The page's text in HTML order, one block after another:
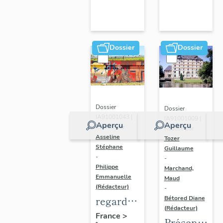
Dossier
Aperçu
Dossier
Réalisé par
Asseline
Stéphane
-
Philippe
Emmanuelle
(Rédacteur)
regard
photographique
France >
Dossier
Aperçu
Dossier
Réalisé par
Tozer
Guillaume
-
Marchand,
Maud
-
Bétored Diane
(Rédacteur)